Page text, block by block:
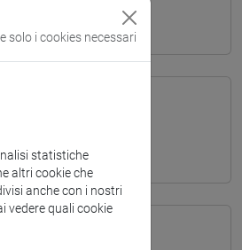
i cookies necessari
statistiche
altri cookie che
anche con i nostri
vedere quali cookie